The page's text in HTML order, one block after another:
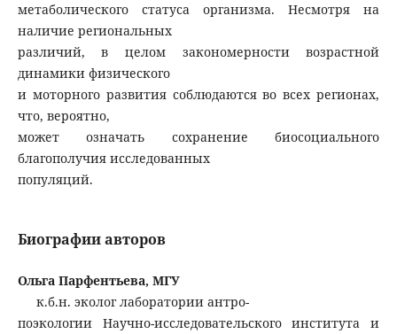
метаболического статуса организма. Несмотря на
наличие региональных
различий, в целом закономерности возрастной
динамики физического
и моторного развития соблюдаются во всех регионах,
что, вероятно,
может означать сохранение биосоциального
благополучия исследованных
популяций.
Биографии авторов
Ольга Парфентьева, МГУ
к.б.н. эколог лаборатории антро-
поэкологии Научно-исследовательского института и